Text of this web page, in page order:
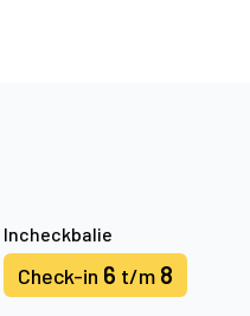
Incheckbalie
Check-in 6 t/m 8